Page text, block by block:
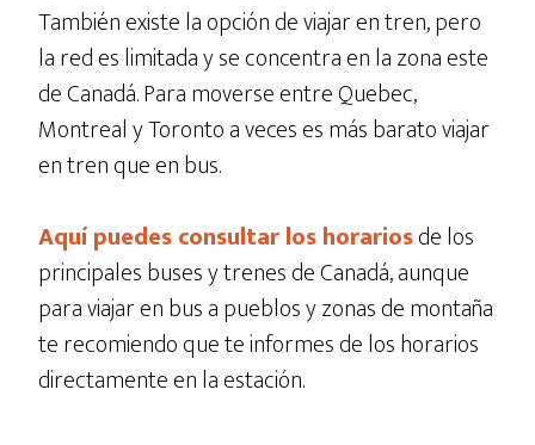
También existe la opción de viajar en tren, pero
la red es limitada y se concentra en la zona este
de Canadá. Para moverse entre Quebec,
Montreal y Toronto a veces es más barato viajar
en tren que en bus.
Aquí puedes consultar los horariosde los
principales buses y trenes de Canadá, aunque
para viajar en bus a pueblos y zonas de montaña
te recomiendo que te informes de los horarios
directamente en la estación.